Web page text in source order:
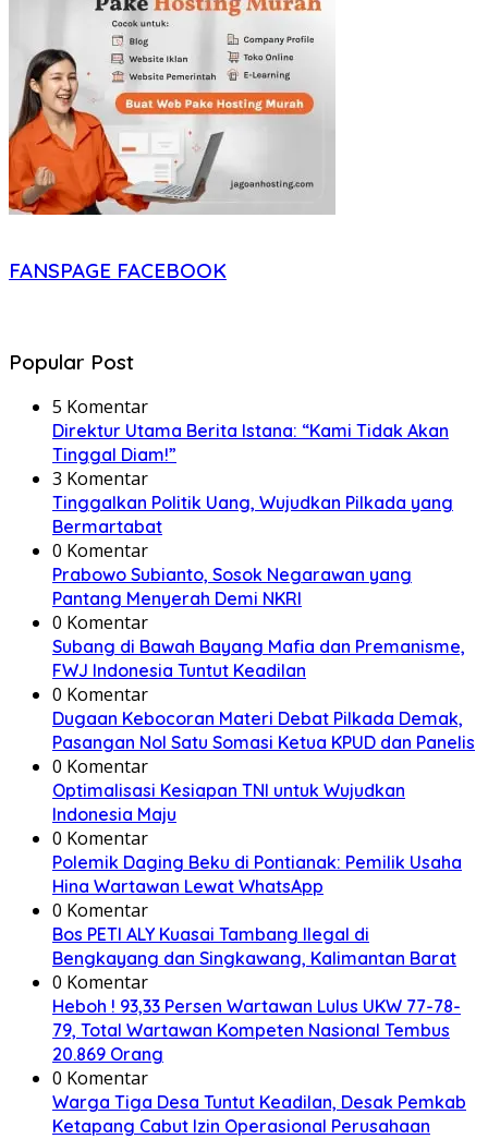
FANSPAGE FACEBOOK
Popular Post
5 Komentar
Direktur Utama Berita Istana: “Kami Tidak Akan
Tinggal Diam!”
3 Komentar
Tinggalkan Politik Uang, Wujudkan Pilkada yang
Bermartabat
0 Komentar
Prabowo Subianto, Sosok Negarawan yang
Pantang Menyerah Demi NKRI
0 Komentar
Subang di Bawah Bayang Mafia dan Premanisme,
FWJ Indonesia Tuntut Keadilan
0 Komentar
Dugaan Kebocoran Materi Debat Pilkada Demak,
Pasangan Nol Satu Somasi Ketua KPUD dan Panelis
0 Komentar
Optimalisasi Kesiapan TNI untuk Wujudkan
Indonesia Maju
0 Komentar
Polemik Daging Beku di Pontianak: Pemilik Usaha
Hina Wartawan Lewat WhatsApp
0 Komentar
Bos PETI ALY Kuasai Tambang Ilegal di
Bengkayang dan Singkawang, Kalimantan Barat
0 Komentar
Heboh ! 93,33 Persen Wartawan Lulus UKW 77-78-
79, Total Wartawan Kompeten Nasional Tembus
20.869 Orang
0 Komentar
Warga Tiga Desa Tuntut Keadilan, Desak Pemkab
Ketapang Cabut Izin Operasional Perusahaan